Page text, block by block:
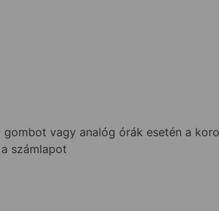
gombot vagy analóg órák esetén a
számlapot